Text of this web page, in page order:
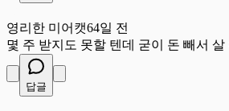
영리한 미어캣64일 전
몇 주 받지도 못할 텐데 굳이 돈 빼서
답글